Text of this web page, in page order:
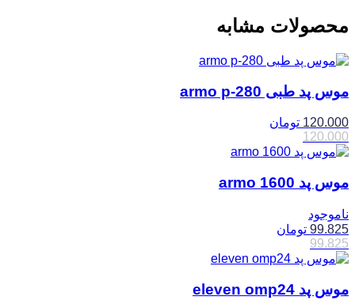
محصولات مشابه
موس پد طبی armo p-280
120.000 تومان
120.000
موس پد armo 1600
ناموجود
99.825 تومان
99.825
موس پد eleven omp24